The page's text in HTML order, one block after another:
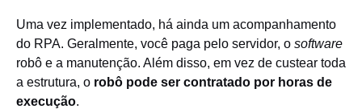
Uma vez implementado, há ainda um acompanhamento
do RPA. Geralmente, você paga pelo servidor, o software
robô e a manutenção. Além disso, em vez de custear toda
a estrutura, o robô pode ser contratado por horas de
execução.